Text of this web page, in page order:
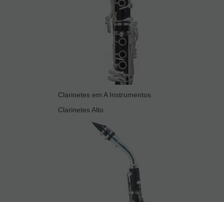
Clarinetes em A Instrumentos
Clarinetes Alto